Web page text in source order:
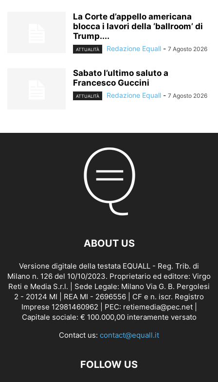
La Corte d’appello americana
blocca i lavori della ‘ballroom’ di
Trump....
ATTUALITÀ Redazione Equall - 7 Agosto 2026
Sabato l’ultimo saluto a
Francesco Guccini
ATTUALITÀ Redazione Equall - 7 Agosto 2026
ABOUT US
Versione digitale della testata EQUALL - Reg. Trib. di
Milano n. 126 del 10/10/2023. Proprietario ed editore: Virgo
Reti e Media S.r.l. | Sede Legale: Milano Via G. B. Pergolesi
2 - 20124 MI | REA MI - 2696556 | CF e n. iscr. Registro
Imprese 12981460962 | PEC: retiemedia@pec.net |
Capitale sociale: € 100.000,00 interamente versato
Contact us: contact@equall.it
FOLLOW US